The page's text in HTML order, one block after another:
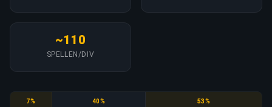
~110
SPELLEN/DIV
Bronze
7% Silver
40% Gold
53%